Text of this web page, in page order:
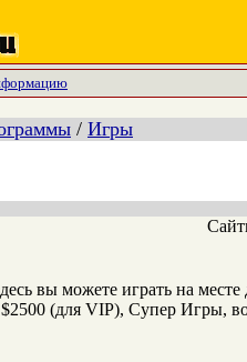
/ Игры
вы можете играть на
(для VIP), Супер Игры,